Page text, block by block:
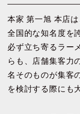
本家 第一旭 本店
全国的な知名度を
必ず立ち寄るラー
らも、店舗集客力
名そのものが集客
を検討する際にも